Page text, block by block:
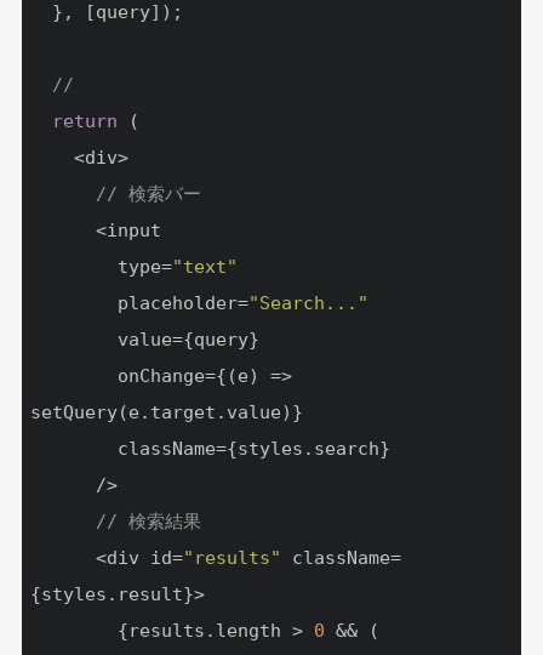
//
return (
    <div>
// 検索バー
      <input
        type=
"text"
        placeholder=
"Search..."
setQuery(e.target.value)}
// 検索結果
      <div id=
"results"
className=
{styles.result}>
        {results.length >
0 && (